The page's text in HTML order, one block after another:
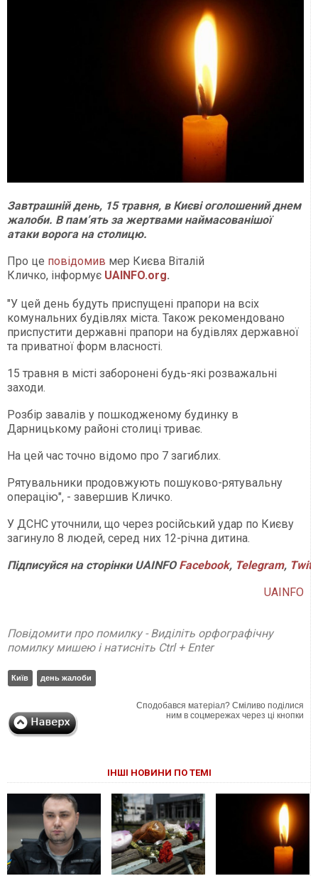
Завтрашній день, 15 травня, в Києві оголошений днем
жалоби. В памʼять за жертвами наймасованішої
атаки ворога на столицю.
Про це повідомив мер Києва Віталій
Кличко, інформує UAINFO.org.
"У цей день будуть приспущені прапори на всіх
комунальних будівлях міста. Також рекомендовано
приспустити державні прапори на будівлях державної
та приватної форм власності.
15 травня в місті заборонені будь-які розважальні
заходи.
Розбір завалів у пошкодженому будинку в
Дарницькому районі столиці триває.
На цей час точно відомо про 7 загиблих.
Рятувальники продовжують пошуково-рятувальну
операцію", - завершив Кличко.
У ДСНС уточнили, що через російський удар по Києву
загинуло 8 людей, серед них 12-річна дитина.
ПідписуйсянасторінкиUAINFO Facebook, Telegram,
UAINFO
Повідомити про помилку - Виділіть орфографічну
помилку мишею і натисніть Ctrl + Enter
Київ день жалоби
Сподобався матеріал? Сміливо поділися
ним в соцмережах через ці кнопки
ІНШІ НОВИНИ ПО ТЕМІ